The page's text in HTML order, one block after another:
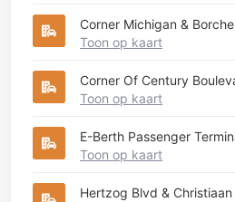
Corner Michigan &
Toon op kaart
Corner Of Century
Toon op kaart
E-Berth Passenger
Toon op kaart
Hertzog Blvd &